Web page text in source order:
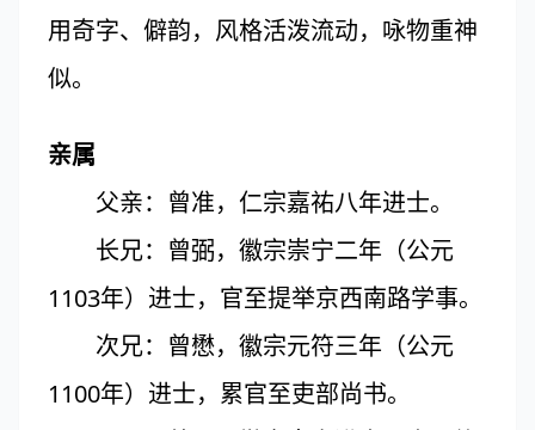
用奇字、僻韵，风格活泼流动，咏物重神
似。
亲属
父亲：曾准，仁宗嘉祐八年进士。
长兄：曾弼，徽宗崇宁二年（公元
1103年）进士，官至提举京西南路学事。
次兄：曾懋，徽宗元符三年（公元
1100年）进士，累官至吏部尚书。